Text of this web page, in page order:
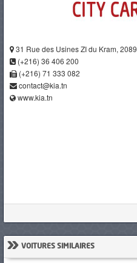
31 Rue des Usines ZI du Kram, 2089
(+216) 36 406 200
(+216) 71 333 082
contact@kia.tn
www.kia.tn
» VOITURES SIMILAIRES